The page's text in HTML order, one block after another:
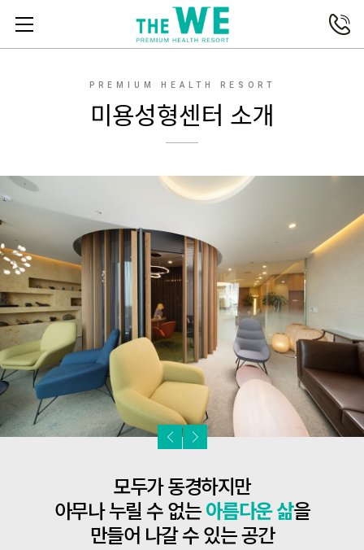
메뉴열기
PREMIUM HEALTH RESORT
미용성형센터 소개
모두가 동경하지만
아무나 누릴 수 없는아름다운 삶을
만들어 나갈 수 있는 공간